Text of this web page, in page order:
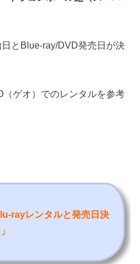
とBlue-ray/DVD発売日が決
ゲオ）でのレンタルを参考
rayレンタルと発売日決
」